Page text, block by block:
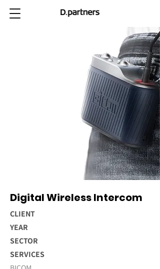
Digital Wireless Intercom
CLIENT
YEAR
SECTOR
SERVICES